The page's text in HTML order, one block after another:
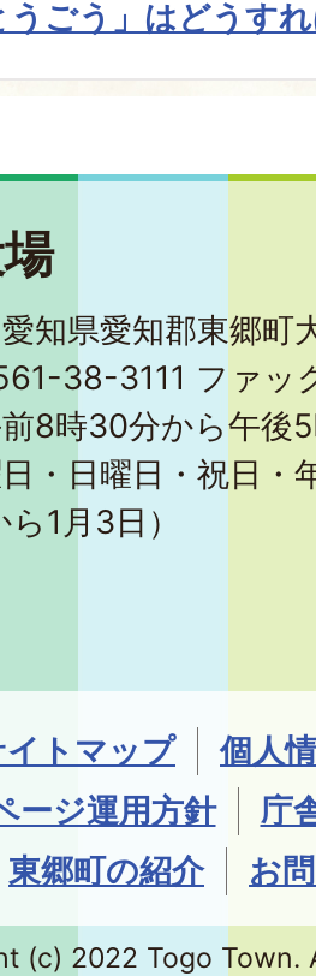
うごう」はどうす
知県愛知郡東郷町
38-3111 ファ
8時30分から午後
・日曜日・祝日・
1月3日）
イトマップ
個人
ージ運用方針
庁
東郷町の紹介
お
(c) 2022 Togo Town.